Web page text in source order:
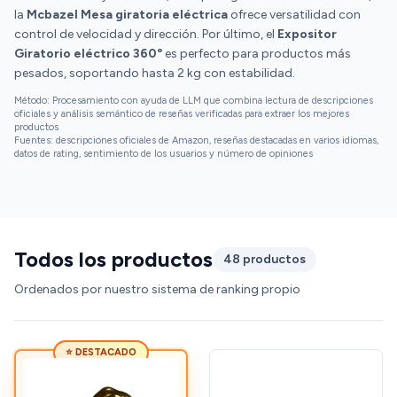
vídeos sin interferencias. Tiene una capacidad para
soportar hasta 2 kg la hace versátil para una amplia
gama de artículos. Sin embargo, carece de opciones
avanzadas de configuración. Su versatilidad para
adecuada para fotógrafos, coleccionistas o para
aquellos que buscan exhibir sus creaciones de forma
elegante. Funciona conectado a un adaptador usb o
fotografías. Su diseño simple pero funcional la hace
perfecta para exhibiciones de productos pequeños.
funcionamiento estable, capacidad de carga y
precio accesible la convierten en una opción
revisiones de productos. 👍 RECOMENDABLE. ✳️
la Mcbazel Mesa giratoria eléctrica ofrece versatilidad con
control de velocidad y dirección. Por último, el Expositor
Giratorio eléctrico 360° es perfecto para productos más
pesados, soportando hasta 2 kg con estabilidad.
Método: Procesamiento con ayuda de LLM que combina lectura de descripciones
oficiales y análisis semántico de reseñas verificadas para extraer los mejores
productos
Fuentes: descripciones oficiales de Amazon, reseñas destacadas en varios idiomas,
datos de rating, sentimiento de los usuarios y número de opiniones
Todos los productos
48 productos
Ordenados por nuestro sistema de ranking propio
⭐ DESTACADO